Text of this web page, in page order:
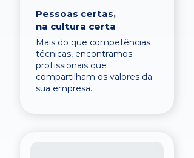
Pessoas certas,
na cultura certa
Mais do que competências
técnicas, encontramos
profissionais que
compartilham os valores da
sua empresa.